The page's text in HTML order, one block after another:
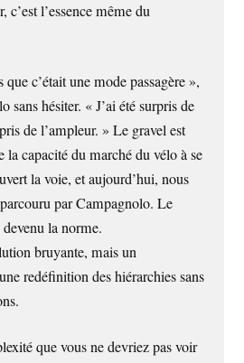
c’est l’essence même du
c’était une mode passagère »,
sans hésiter. « J’ai été surpris de
de l’ampleur. » Le gravel est
la capacité du marché du vélo à se
la voie, et aujourd’hui, nous
par Campagnolo. Le
la norme.
bruyante, mais un
redéfinition des hiérarchies sans
que vous ne devriez pas voir